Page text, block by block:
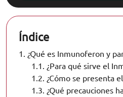
Índice
1. ¿Qué es Inmunoferon y
1.1. ¿Para qué sirve el
1.2. ¿Cómo se presenta
1.3. ¿Qué precauciones